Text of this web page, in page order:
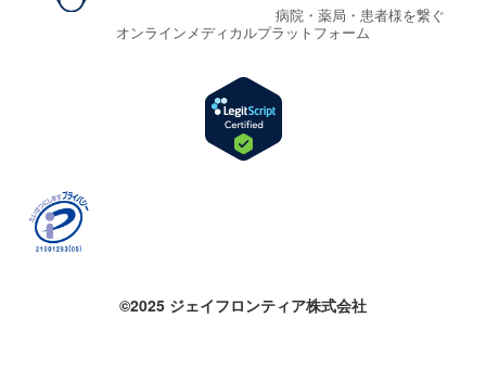
病院・薬局・患者様を繋ぐ
オンラインメディカルプラットフォーム
©2025 ジェイフロンティア株式会社